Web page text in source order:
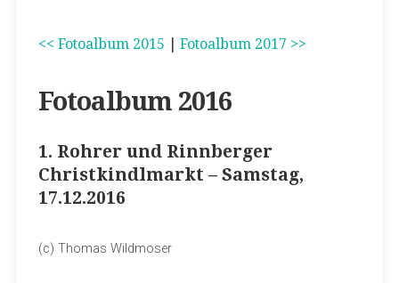
<< Fotoalbum 2015 Fotoalbum 2017 >>
Fotoalbum 2016
1. Rohrer und Rinnberger
Christkindlmarkt – Samstag,
17.12.2016
(c) Thomas Wildmoser